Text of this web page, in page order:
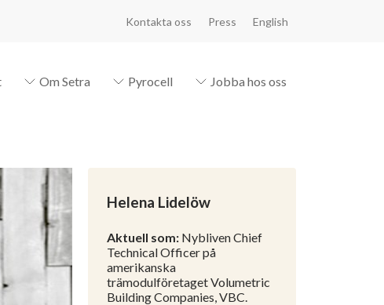
Kontakta oss Press English
Om Setra Pyrocell Jobba hos oss
Helena Lidelöw
Aktuell som: Nybliven Chief
Technical Officer på
amerikanska
trämodulföretaget Volumetric
Building Companies, VBC.